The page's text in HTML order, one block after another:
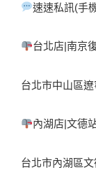
速速私訊(手
台北店|南京
台北市中山區
內湖店|文德
台北市內湖區